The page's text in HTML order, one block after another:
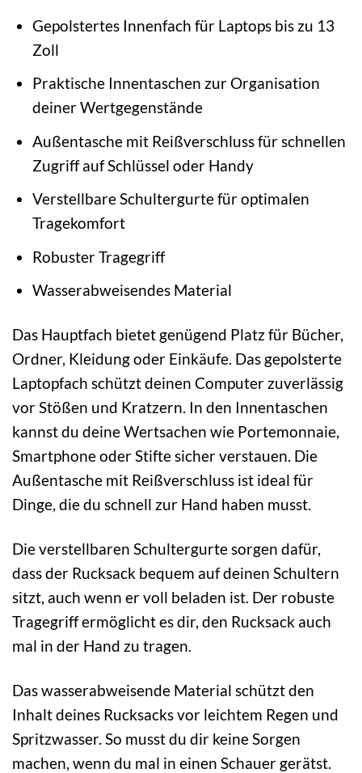
Gepolstertes Innenfach für Laptops bis zu 13
Zoll
Praktische Innentaschen zur Organisation
deiner Wertgegenstände
Außentasche mit Reißverschluss für schnellen
Zugriff auf Schlüssel oder Handy
Verstellbare Schultergurte für optimalen
Tragekomfort
Robuster Tragegriff
Wasserabweisendes Material
Das Hauptfach bietet genügend Platz für Bücher,
Ordner, Kleidung oder Einkäufe. Das gepolsterte
Laptopfach schützt deinen Computer zuverlässig
vor Stößen und Kratzern. In den Innentaschen
kannst du deine Wertsachen wie Portemonnaie,
Smartphone oder Stifte sicher verstauen. Die
Außentasche mit Reißverschluss ist ideal für
Dinge, die du schnell zur Hand haben musst.
Die verstellbaren Schultergurte sorgen dafür,
dass der Rucksack bequem auf deinen Schultern
sitzt, auch wenn er voll beladen ist. Der robuste
Tragegriff ermöglicht es dir, den Rucksack auch
mal in der Hand zu tragen.
Das wasserabweisende Material schützt den
Inhalt deines Rucksacks vor leichtem Regen und
Spritzwasser. So musst du dir keine Sorgen
machen, wenn du mal in einen Schauer gerätst.